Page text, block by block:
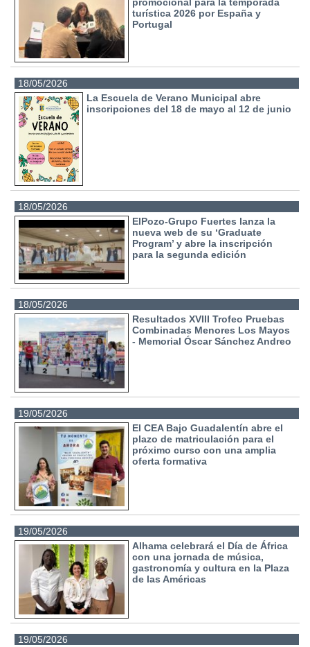
turística 2026 por España y
Portugal
18/05/2026
La Escuela de Verano Municipal abre
inscripciones del 18 de mayo al 12 de junio
18/05/2026
ElPozo-Grupo Fuertes lanza la
nueva web de su ‘Graduate
Program’ y abre la inscripción
para la segunda edición
18/05/2026
Resultados XVIII Trofeo Pruebas
Combinadas Menores Los Mayos
- Memorial Óscar Sánchez Andreo
19/05/2026
El CEA Bajo Guadalentín abre el
plazo de matriculación para el
próximo curso con una amplia
oferta formativa
19/05/2026
Alhama celebrará el Día de África
con una jornada de música,
gastronomía y cultura en la Plaza
de las Américas
19/05/2026